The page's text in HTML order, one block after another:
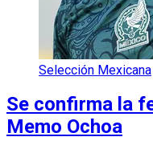
Selección Mexicana
Se confirma la
Memo Ochoa